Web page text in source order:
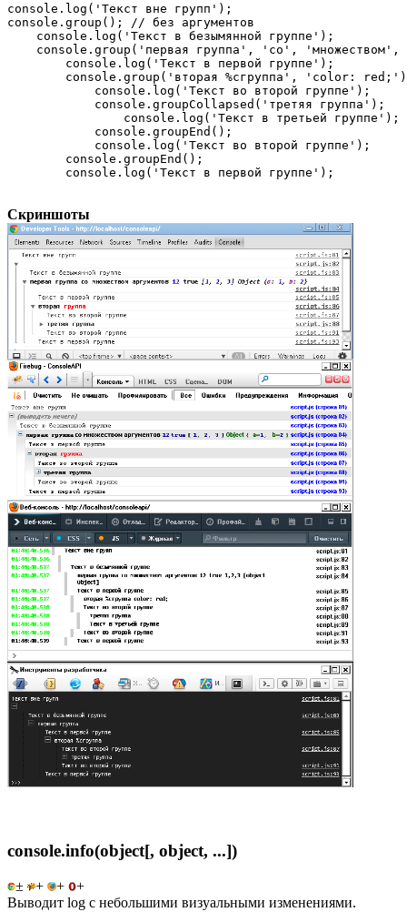
console.log('Текст вне групп');
console.group(); // без аргументов
    console.log('Текст в безымянной группе');
console.group('первая группа', 'со',
        console.log('Текст в первой группе');
console.group('вторая %cгруппа', 'color:
            console.log('Текст во второй группе');
            console.groupCollapsed('третяя группа');
                console.log('Текст в третьей группе');
            console.groupEnd();
            console.log('Текст во второй группе');
        console.groupEnd();
        console.log('Текст в первой группе');
Скриншоты
console.info(object[, object, ...])
± + +
+
Выводит log с небольшими визуальными изменениями.